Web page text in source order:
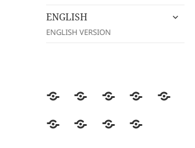
ENGLISH
ENGLISH VERSION
expand
উদীচী সংগঠন
জাতীয়
জেলা/
সংবাদ
প্রকাশনাসাহিত্য
ছবি
ENGLISH